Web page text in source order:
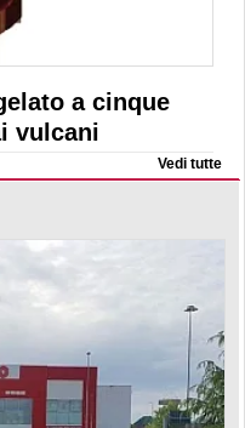
a cinque
vulcani
Vedi tutte